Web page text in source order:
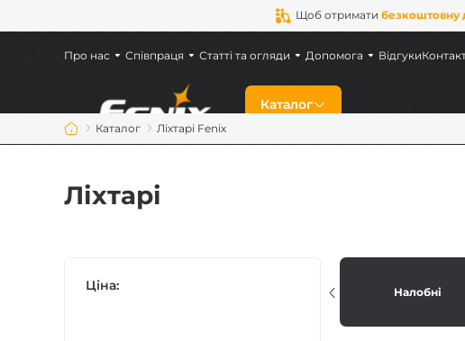
Щоб отриматибезкоштовну
Каталог
Ліхтарі Fenix
Ліхтарі для військових
Про нас Співпраця Статті та огляди Допомога Відгуки
Каталог Ліхтарі Fenix
Ліхтарі
Налобні
Ціна: